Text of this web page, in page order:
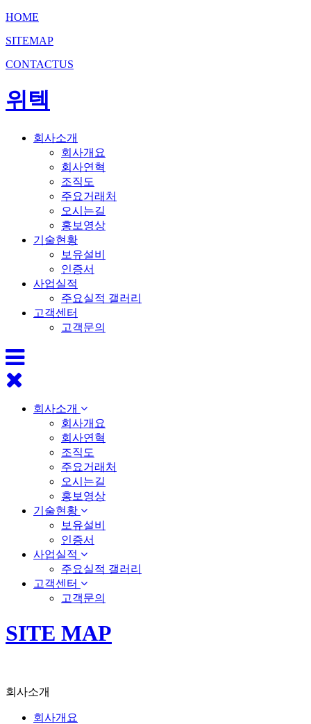
HOME
SITEMAP
CONTACTUS
위텍
회사소개
회사개요
회사연혁
조직도
주요거래처
오시는길
홍보영상
기술현황
보유설비
인증서
사업실적
주요실적 갤러리
고객센터
고객문의
회사소개
회사개요
회사연혁
조직도
주요거래처
오시는길
홍보영상
기술현황
보유설비
인증서
사업실적
주요실적 갤러리
고객센터
고객문의
SITE MAP
회사소개
회사개요